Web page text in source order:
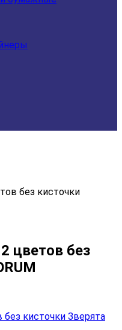
без кисточки
цветов без